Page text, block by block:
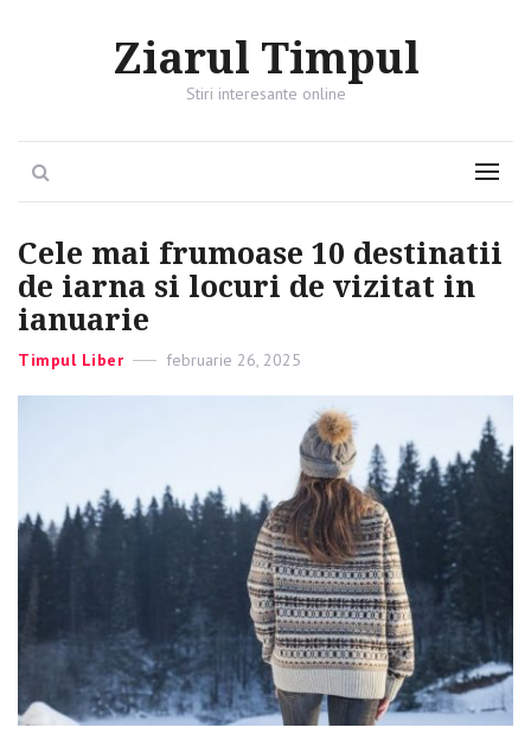
Ziarul Timpul
Stiri interesante online
Menu
Cele mai frumoase 10 destinatii
de iarna si locuri de vizitat in
ianuarie
Categories
Timpul Liber
Posted
februarie 26, 2025